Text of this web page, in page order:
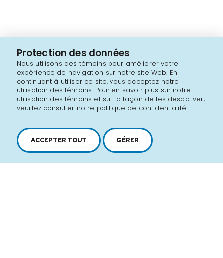
Protection des données
Nous utilisons des témoins pour améliorer votre
expérience de navigation sur notre site Web. En
continuant à utiliser ce site, vous acceptez notre
utilisation des témoins. Pour en savoir plus sur notre
utilisation des témoins et sur la façon de les désactiver,
veuillez consulter notre politique de confidentialité.
ACCEPTER TOUT GÉRER